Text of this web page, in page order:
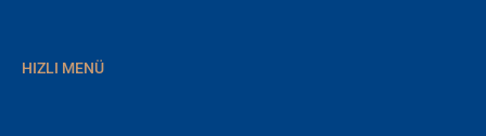
HIZLI MENÜ